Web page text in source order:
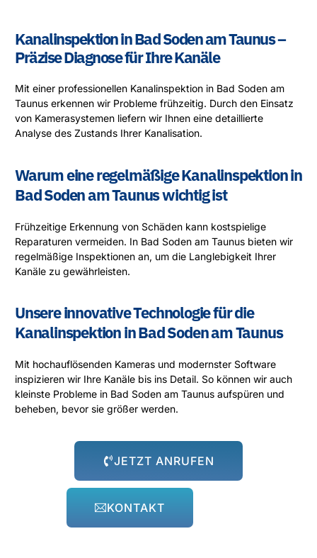
Kanalinspektion in Bad Soden am Taunus –
Präzise Diagnose für Ihre Kanäle
Mit einer professionellen Kanalinspektion in Bad Soden am
Taunus erkennen wir Probleme frühzeitig. Durch den Einsatz
von Kamerasystemen liefern wir Ihnen eine detaillierte
Analyse des Zustands Ihrer Kanalisation.
Warum eine regelmäßige Kanalinspektion in
Bad Soden am Taunus wichtig ist
Frühzeitige Erkennung von Schäden kann kostspielige
Reparaturen vermeiden. In Bad Soden am Taunus bieten wir
regelmäßige Inspektionen an, um die Langlebigkeit Ihrer
Kanäle zu gewährleisten.
Unsere innovative Technologie für die
Kanalinspektion in Bad Soden am Taunus
Mit hochauflösenden Kameras und modernster Software
inspizieren wir Ihre Kanäle bis ins Detail. So können wir auch
kleinste Probleme in Bad Soden am Taunus aufspüren und
beheben, bevor sie größer werden.
JETZT ANRUFEN
KONTAKT